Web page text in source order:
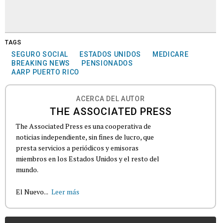
TAGS
SEGURO SOCIAL ESTADOS UNIDOS
MEDICARE
BREAKING NEWS
PENSIONADOS
AARP PUERTO RICO
ACERCA DEL AUTOR
THE ASSOCIATED PRESS
The Associated Press es una cooperativa de
noticias independiente, sin fines de lucro, que
presta servicios a periódicos y emisoras
miembros en los Estados Unidos y el resto del
mundo.
El Nuevo... Leer más